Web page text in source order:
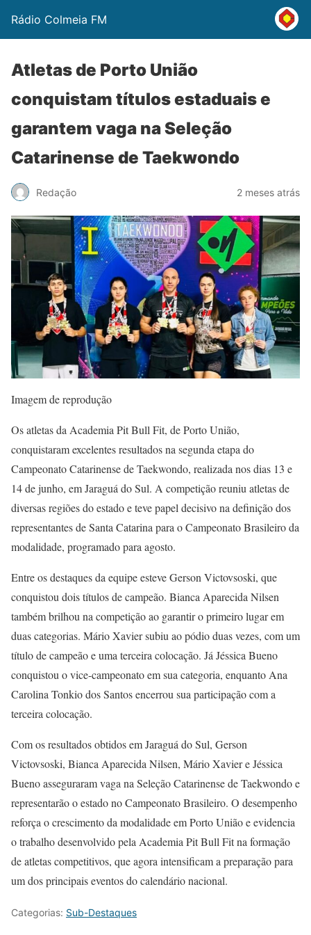
Rádio Colmeia FM
Atletas de Porto União
conquistam títulos estaduais e
garantem vaga na Seleção
Catarinense de Taekwondo
Redação 2 meses atrás
Imagem de reprodução
Os atletas da Academia Pit Bull Fit, de Porto União,
conquistaram excelentes resultados na segunda etapa do
Campeonato Catarinense de Taekwondo, realizada nos dias 13 e
14 de junho, em Jaraguá do Sul. A competição reuniu atletas de
diversas regiões do estado e teve papel decisivo na definição dos
representantes de Santa Catarina para o Campeonato Brasileiro da
modalidade, programado para agosto.
Entre os destaques da equipe esteve Gerson Victovsoski, que
conquistou dois títulos de campeão. Bianca Aparecida Nilsen
também brilhou na competição ao garantir o primeiro lugar em
duas categorias. Mário Xavier subiu ao pódio duas vezes, com um
título de campeão e uma terceira colocação. Já Jéssica Bueno
conquistou o vice-campeonato em sua categoria, enquanto Ana
Carolina Tonkio dos Santos encerrou sua participação com a
terceira colocação.
Com os resultados obtidos em Jaraguá do Sul, Gerson
Victovsoski, Bianca Aparecida Nilsen, Mário Xavier e Jéssica
Bueno asseguraram vaga na Seleção Catarinense de Taekwondo e
representarão o estado no Campeonato Brasileiro. O desempenho
reforça o crescimento da modalidade em Porto União e evidencia
o trabalho desenvolvido pela Academia Pit Bull Fit na formação
de atletas competitivos, que agora intensificam a preparação para
um dos principais eventos do calendário nacional.
Categorias: Sub-Destaques